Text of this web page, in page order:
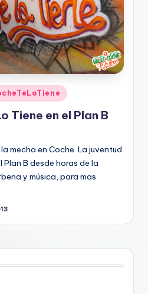
Tiene en el Plan B
mecha en Coche. La juventud
Plan B desde horas de la
y música, para mas